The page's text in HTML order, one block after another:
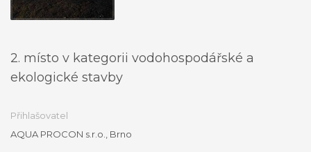
2. místo v kategorii vodohospodářské a
ekologické stavby
Přihlašovatel
AQUA PROCON s.r.o., Brno